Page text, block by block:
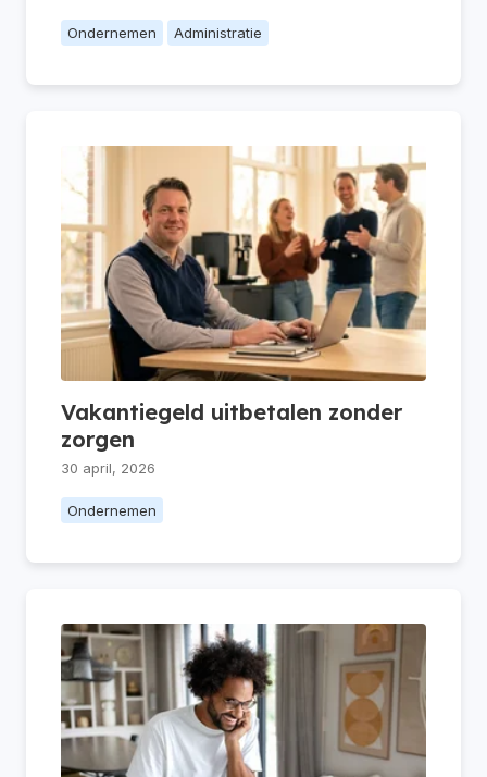
Ondernemen Administratie
Vakantiegeld uitbetalen zonder
zorgen
30 april, 2026
Ondernemen